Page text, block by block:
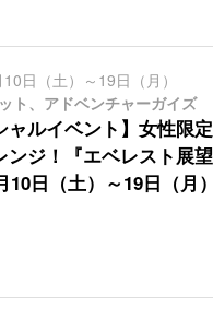
日（土）～19日（月）
ト、アドベンチャーガイズ
ャルイベント】女性限
ンジ！『エベレスト展
10日（土）～19日（月